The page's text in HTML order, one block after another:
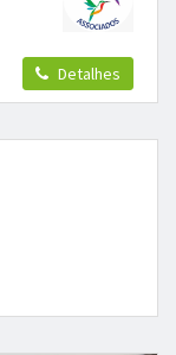
Detalhes